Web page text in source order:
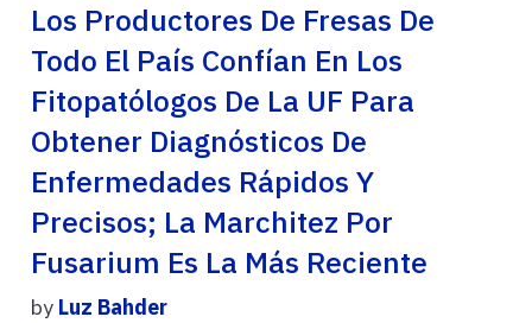
Los Productores De Fresas De
Todo El País Confían En Los
Fitopatólogos De La UF Para
Obtener Diagnósticos De
Enfermedades Rápidos Y
Precisos; La Marchitez Por
Fusarium Es La Más Reciente
by Luz Bahder